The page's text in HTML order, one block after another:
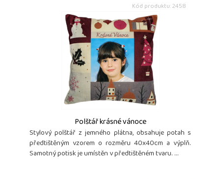
Kód produktu: 2458
Polštář krásné vánoce
Stylový polštář z jemného plátna, obsahuje potah s
předtištěným vzorem o rozměru 40x40cm a výplň.
Samotný potisk je umístěn v předtištěném tvaru. ...